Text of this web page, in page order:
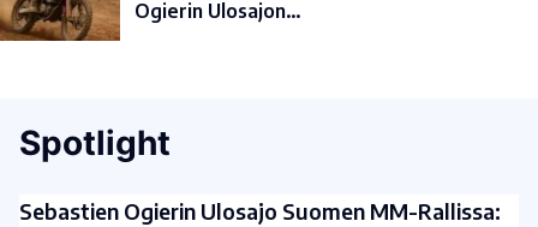
Ogierin Ulosajon…
Spotlight
Sebastien Ogierin Ulosajo Suomen MM-Rallissa: